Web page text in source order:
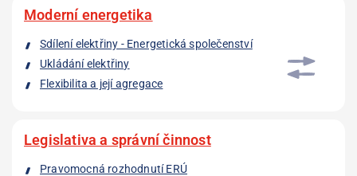
Moderní energetika
Sdílení elektřiny - Energetická společenství
Ukládání elektřiny
Flexibilita a její agregace
Legislativa a správní činnost
Pravomocná rozhodnutí ERÚ